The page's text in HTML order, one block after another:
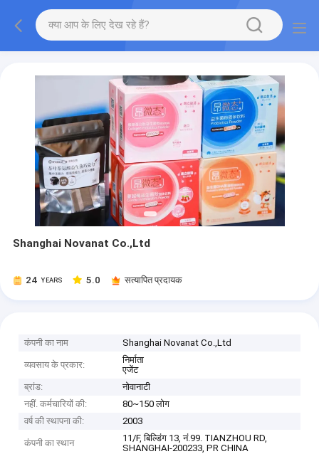
Shanghai Novanat Co.,Ltd
24 YEARS 5.0 सत्यापित प्रदायक
कंपनी का नाम Shanghai Novanat Co.,Ltd
व्यवसाय के प्रकार:
निर्माता
एजेंट
ब्रांड:
नोवानाटी
नहीं. कर्मचारियों की:
80~150 लोग
वर्ष की स्थापना की:
2003
कंपनी का स्थान
11/F, बिल्डिंग 13, नं.99. TIANZHOU RD,
SHANGHAI-200233, PR CHINA